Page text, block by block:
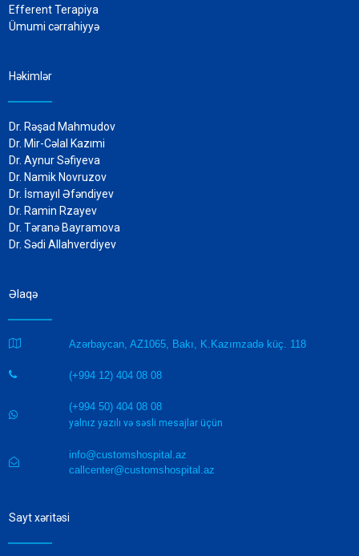
Efferent Terapiya
Ümumi cərrahiyyə
Həkimlər
Dr. Rəşad Mahmudov
Dr. Mir-Cəlal Kazımi
Dr. Aynur Səfiyeva
Dr. Namik Novruzov
Dr. İsmayıl Əfəndiyev
Dr. Ramin Rzayev
Dr. Təranə Bayramova
Dr. Sədi Allahverdiyev
Əlaqə
 Azərbaycan, AZ1065, Bakı, K.Kazımzadə küç. 118
 (+994 12) 404 08 08

(+994 50) 404 08 08
yalnız yazılı və səsli mesajlar üçün

info@customshospital.az
callcenter@customshospital.az
Sayt xəritəsi